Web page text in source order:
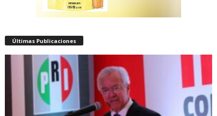
Últimas Publicaciones